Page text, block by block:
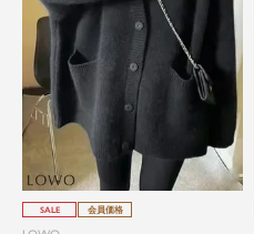
SALE 会員価格